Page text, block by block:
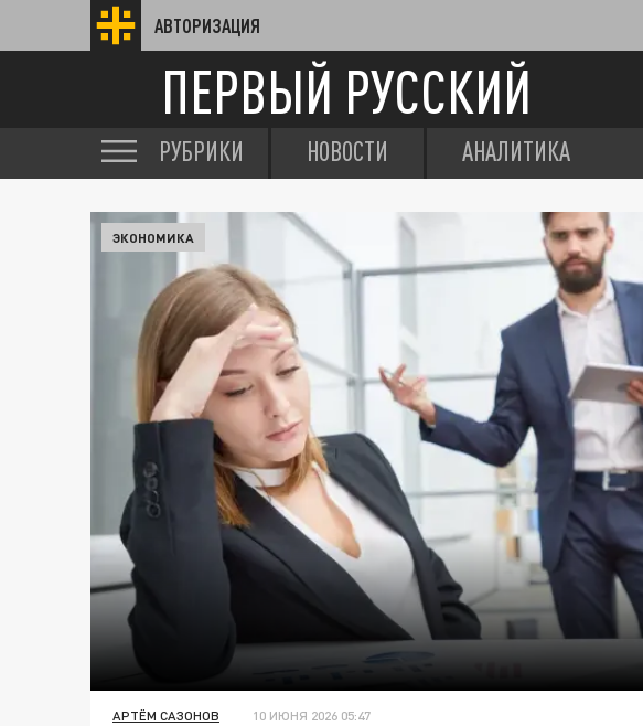
АВТОРИЗАЦИЯ
ПЕРВЫЙ РУССКИЙ
РУБРИКИ НОВОСТИ АНАЛИТИКА
ЭКОНОМИКА
АРТЁМ САЗОНОВ 10 ИЮНЯ 2026 05:47